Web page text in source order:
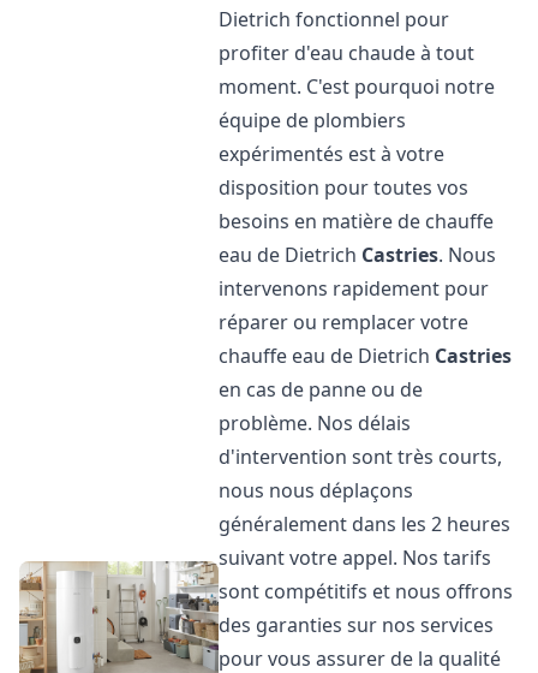
Dietrich fonctionnel pour
profiter d'eau chaude à tout
moment. C'est pourquoi notre
équipe de plombiers
expérimentés est à votre
disposition pour toutes vos
besoins en matière de chauffe
eau de Dietrich Castries. Nous
intervenons rapidement pour
réparer ou remplacer votre
chauffe eau de Dietrich Castries
en cas de panne ou de
problème. Nos délais
d'intervention sont très courts,
nous nous déplaçons
généralement dans les 2 heures
suivant votre appel. Nos tarifs
sont compétitifs et nous offrons
des garanties sur nos services
pour vous assurer de la qualité